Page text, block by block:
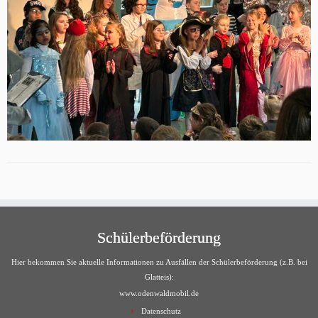
Schülerbeförderung
Hier bekommen Sie aktuelle Informationen zu Ausfällen der Schülerbeförderung (z.B. bei
Glatteis):
www.odenwaldmobil.de
Datenschutz